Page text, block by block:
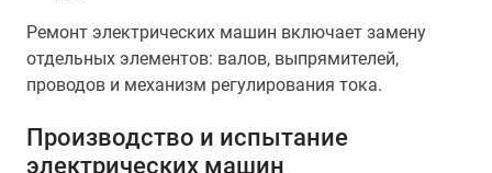
Ремонт электрических машин включает замену
отдельных элементов: валов, выпрямителей,
проводов и механизм регулирования тока.
Производство и испытание
электрических машин